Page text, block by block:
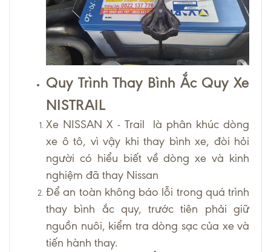
Quy Trình Thay Bình Ắc Quy Xe
NISTRAIL
Xe NISSAN X - Trail là phân khúc dòng
xe ô tô, vì vậy khi thay bình xe, đòi hỏi
người có hiểu biết về dòng xe và kinh
nghiệm đã thay Nissan
Để an toàn không báo lỗi trong quá trình
thay bình ắc quy, trước tiên phải giữ
nguồn nuôi, kiểm tra dòng sạc của xe và
tiến hành thay.